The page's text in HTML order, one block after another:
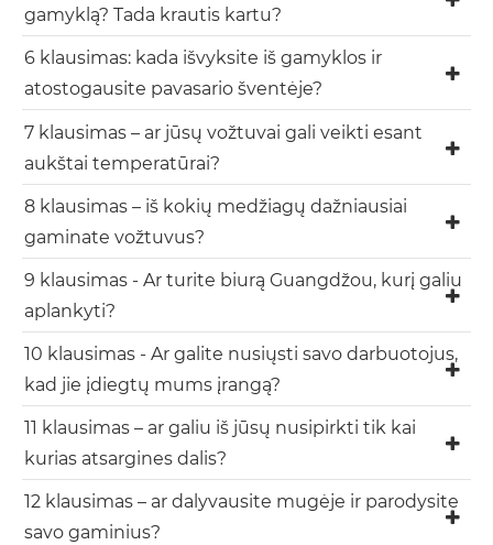
gamyklą? Tada krautis kartu?
6 klausimas: kada išvyksite iš gamyklos ir
atostogausite pavasario šventėje?
7 klausimas – ar jūsų vožtuvai gali veikti esant
aukštai temperatūrai?
8 klausimas – iš kokių medžiagų dažniausiai
gaminate vožtuvus?
9 klausimas - Ar turite biurą Guangdžou, kurį galiu
aplankyti?
10 klausimas - Ar galite nusiųsti savo darbuotojus,
kad jie įdiegtų mums įrangą?
11 klausimas – ar galiu iš jūsų nusipirkti tik kai
kurias atsargines dalis?
12 klausimas – ar dalyvausite mugėje ir parodysite
savo gaminius?